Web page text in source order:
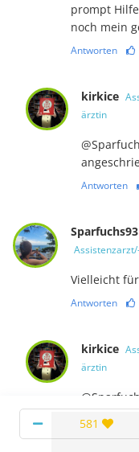
prompt
noch mein
Antworten
kirkice
ärztin
Antworten
Sparfuchs93
Vielleicht
Antworten
kirkice
ärztin
Rechnung
Antworten
581